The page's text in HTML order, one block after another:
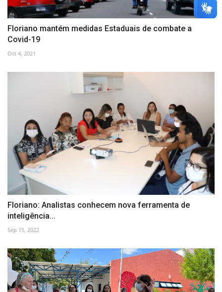
Floriano mantém medidas Estaduais de combate a
Covid-19
Oct 4, 2021
Floriano: Analistas conhecem nova ferramenta de
inteligência...
Sep 15, 2022